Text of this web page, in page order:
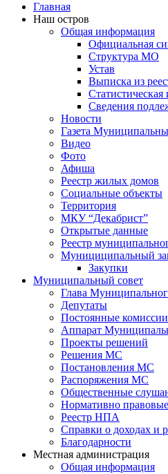
Главная
Наш остров
Общая информация
Официальная
Структура МО
Устав
Выписка из
Сведения
Новости
Газета
Видео
Фото
Афиша
Реестр жилых домов
Социальные объекты
Территория
МКУ “Декабрист”
Открытые данные
Реестр
Мунициципальный
Закупки
Муниципальный совет
Глава
Депутаты
Постоянные комиссии
Аппарат
Проекты решений
Решения МС
Постановления МС
Распоряжения МС
Общественные
Нормативно
Реестр НПА
Справки о доходах и
Благодарности
Местная администрация
Общая информация